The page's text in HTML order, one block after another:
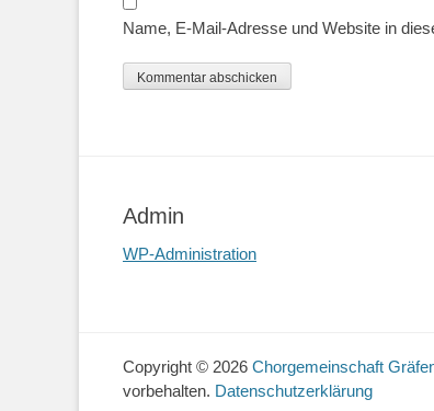
Name, E-Mail-Adresse und Website in
Admin
WP-Administration
Copyright © 2026 Chorgemeinschaft
vorbehalten. Datenschutzerklärung